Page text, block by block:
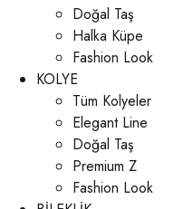
Doğal Taş
Halka Küpe
Fashion Look
KOLYE
Tüm Kolyeler
Elegant Line
Doğal Taş
Premium Z
Fashion Look